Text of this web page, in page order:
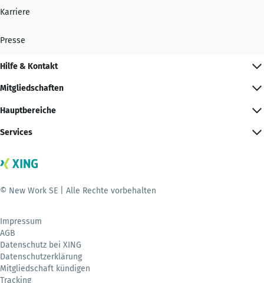
Karriere
Presse
Hilfe & Kontakt
Mitgliedschaften
Hauptbereiche
Services
© New Work SE | Alle Rechte vorbehalten
Impressum
AGB
Datenschutz bei XING
Datenschutzerklärung
Mitgliedschaft kündigen
Tracking